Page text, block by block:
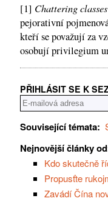
[1] Chattering classes
pejorativní
kteří se považují za
osobují privilegium
PŘIHLÁSIT SE K
Související témata:
Nejnovější články
Kdo skutečně
Propusťte
Zavádí Čína